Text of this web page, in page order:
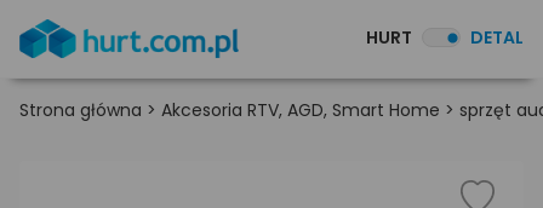
HURT DETAL
Strona główna > Akcesoria RTV, AGD, Smart Home > sprzęt